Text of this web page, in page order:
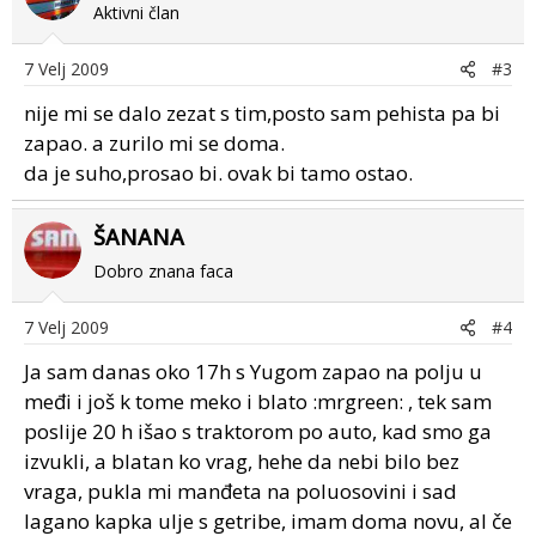
Aktivni član
7 Velj 2009 #3
nije mi se dalo zezat s tim,posto sam pehista pa bi
zapao. a zurilo mi se doma.
da je suho,prosao bi. ovak bi tamo ostao.
ŠANANA
Dobro znana faca
7 Velj 2009 #4
Ja sam danas oko 17h s Yugom zapao na polju u
međi i još k tome meko i blato :mrgreen: , tek sam
poslije 20 h išao s traktorom po auto, kad smo ga
izvukli, a blatan ko vrag, hehe da nebi bilo bez
vraga, pukla mi manđeta na poluosovini i sad
lagano kapka ulje s getribe, imam doma novu, al če